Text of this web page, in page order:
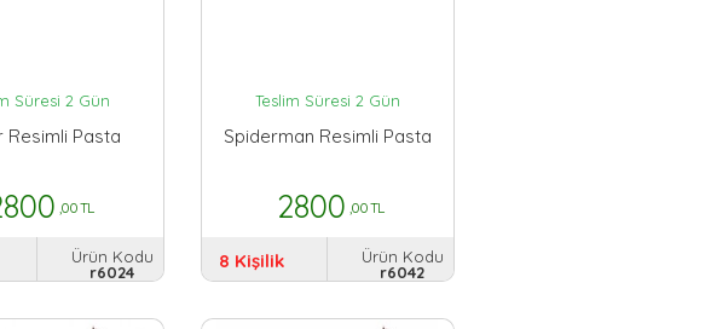
Süresi 2 Gün
Resimli Pasta
,00 TL
Ürün Kodu
r6024
Teslim Süresi 2 Gün
Spiderman Resimli Pasta
2800 ,00 TL
8 Kişilik
Ürün Kodu
r6042